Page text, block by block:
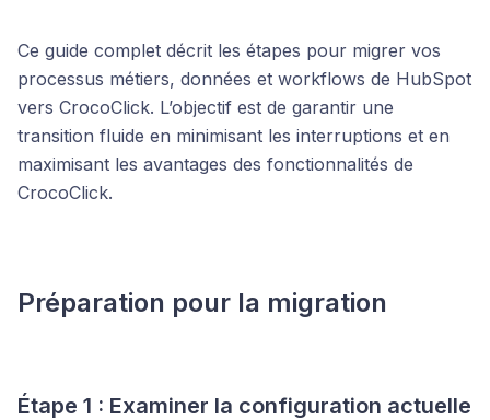
Ce guide complet décrit les étapes pour migrer vos
processus métiers, données et workflows de HubSpot
vers CrocoClick. L’objectif est de garantir une
transition fluide en minimisant les interruptions et en
maximisant les avantages des fonctionnalités de
CrocoClick.
Préparation pour la migration
Étape 1 : Examiner la configuration actuelle